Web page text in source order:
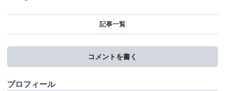
記事一覧
コメントを書く
プロフィール